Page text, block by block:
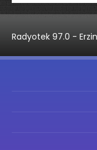
Radyotek 97.0 -